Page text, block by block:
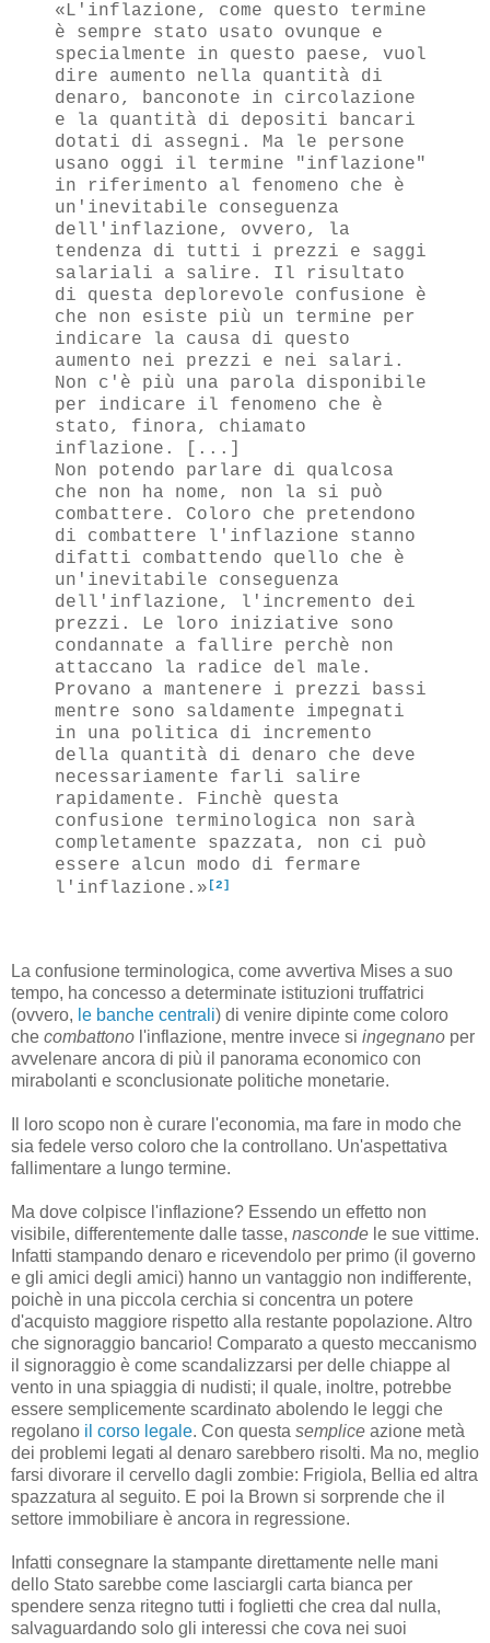
«L'inflazione, come questo termine
è sempre stato usato ovunque e
specialmente in questo paese, vuol
dire aumento nella quantità di
denaro, banconote in circolazione
e la quantità di depositi bancari
dotati di assegni. Ma le persone
usano oggi il termine "inflazione"
in riferimento al fenomeno che è
un'inevitabile conseguenza
dell'inflazione, ovvero, la
tendenza di tutti i prezzi e saggi
salariali a salire. Il risultato
di questa deplorevole confusione è
che non esiste più un termine per
indicare la causa di questo
aumento nei prezzi e nei salari.
Non c'è più una parola disponibile
per indicare il fenomeno che è
stato, finora, chiamato
inflazione. [...]
Non potendo parlare di qualcosa
che non ha nome, non la si può
combattere. Coloro che pretendono
di combattere l'inflazione stanno
difatti combattendo quello che è
un'inevitabile conseguenza
dell'inflazione, l'incremento dei
prezzi. Le loro iniziative sono
condannate a fallire perchè non
attaccano la radice del male.
Provano a mantenere i prezzi bassi
mentre sono saldamente impegnati
in una politica di incremento
della quantità di denaro che deve
necessariamente farli salire
rapidamente. Finchè questa
confusione terminologica non sarà
completamente spazzata, non ci può
essere alcun modo di fermare
l'inflazione.» [2]
La confusione terminologica, come avvertiva Mises a suo
tempo, ha concesso a determinate istituzioni truffatrici
(ovvero, le banche centrali) di venire dipinte come coloro
che combattono l'inflazione, mentre invece si ingegnano per
avvelenare ancora di più il panorama economico con
mirabolanti e sconclusionate politiche monetarie.
Il loro scopo non è curare l'economia, ma fare in modo che
sia fedele verso coloro che la controllano. Un'aspettativa
fallimentare a lungo termine.
Ma dove colpisce l'inflazione? Essendo un effetto non
visibile, differentemente dalle tasse, nasconde le sue vittime.
Infatti stampando denaro e ricevendolo per primo (il governo
e gli amici degli amici) hanno un vantaggio non indifferente,
poichè in una piccola cerchia si concentra un potere
d'acquisto maggiore rispetto alla restante popolazione. Altro
che signoraggio bancario! Comparato a questo meccanismo
il signoraggio è come scandalizzarsi per delle chiappe al
vento in una spiaggia di nudisti; il quale, inoltre, potrebbe
essere semplicemente scardinato abolendo le leggi che
regolano il corso legale. Con questa semplice azione metà
dei problemi legati al denaro sarebbero risolti. Ma no, meglio
farsi divorare il cervello dagli zombie: Frigiola, Bellia ed altra
spazzatura al seguito. E poi la Brown si sorprende che il
settore immobiliare è ancora in regressione.
Infatti consegnare la stampante direttamente nelle mani
dello Stato sarebbe come lasciargli carta bianca per
spendere senza ritegno tutti i foglietti che crea dal nulla,
salvaguardando solo gli interessi che cova nei suoi